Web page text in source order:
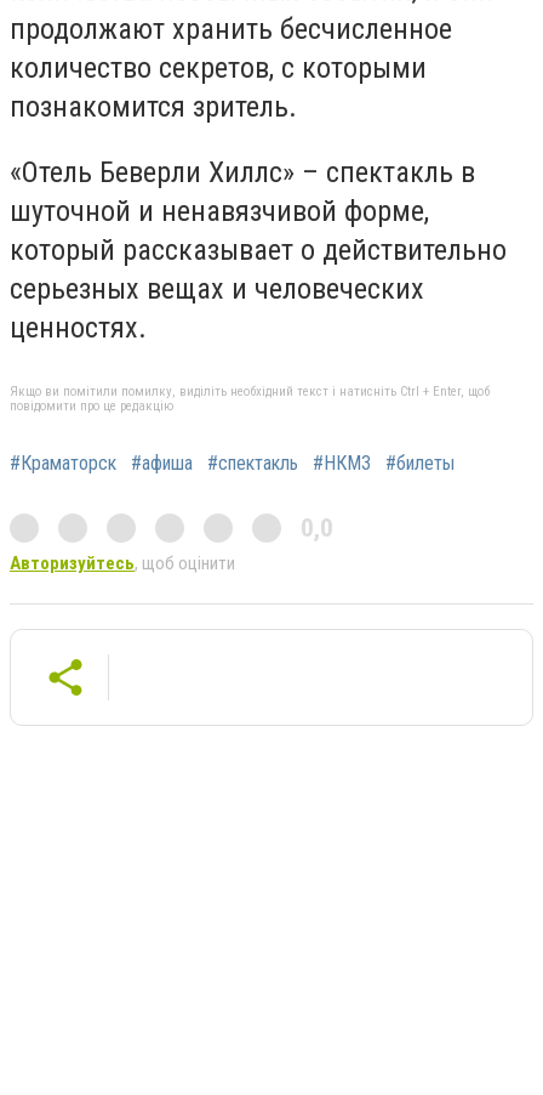
продолжают хранить бесчисленное
количество секретов, с которыми
познакомится зритель.
«Отель Беверли Хиллс» – спектакль в
шуточной и ненавязчивой форме,
который рассказывает о действительно
серьезных вещах и человеческих
ценностях.
Якщо ви помітили помилку, виділіть необхідний текст і натисніть Ctrl + Enter, щоб
повідомити про це редакцію
#Краматорск #афиша #спектакль #НКМЗ #билеты
0,0
Авторизуйтесь, щоб оцінити